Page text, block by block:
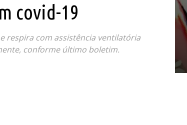
covid-19
respira com assistência ventilatória
conforme último boletim.